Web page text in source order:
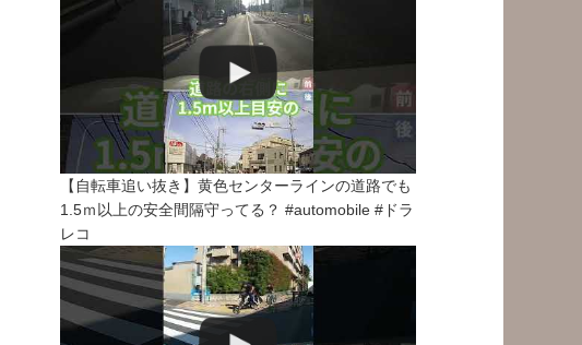
【自転車追い抜き】黄色センターラインの道路でも
1.5ｍ以上の安全間隔守ってる？ #automobile #ドラ
レコ